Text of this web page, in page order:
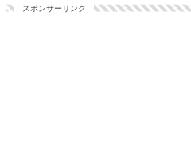
スポンサーリンク